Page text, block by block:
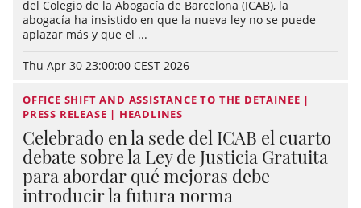
del Colegio de la Abogacía de Barcelona (ICAB), la
abogacía ha insistido en que la nueva ley no se puede
aplazar más y que el ...
Thu Apr 30 23:00:00 CEST 2026
OFFICE SHIFT AND ASSISTANCE TO THE DETAINEE |
PRESS RELEASE | HEADLINES
Celebrado en la sede del ICAB el cuarto
debate sobre la Ley de Justicia Gratuita
para abordar qué mejoras debe
introducir la futura norma